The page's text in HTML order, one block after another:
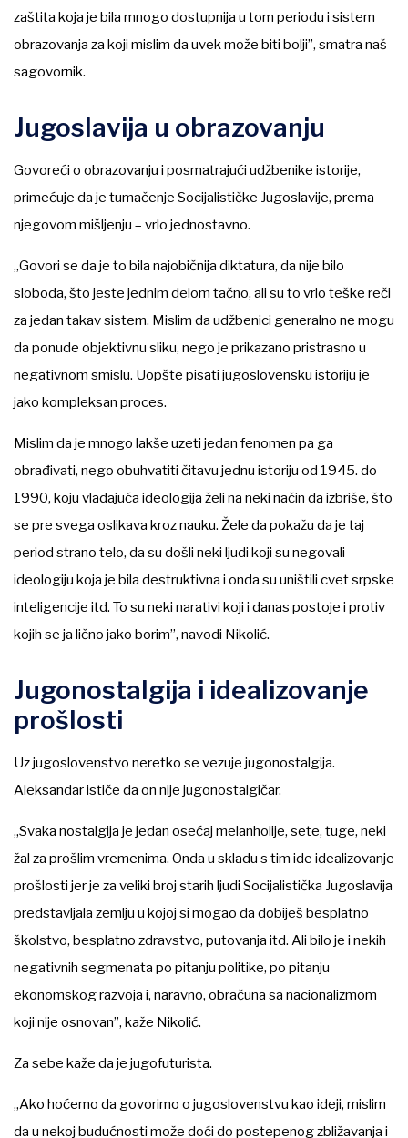
zaštita koja je bila mnogo dostupnija u tom periodu i sistem
obrazovanja za koji mislim da uvek može biti bolji”, smatra naš
sagovornik.
Jugoslavija u obrazovanju
Govoreći o obrazovanju i posmatrajući udžbenike istorije,
primećuje da je tumačenje Socijalističke Jugoslavije, prema
njegovom mišljenju – vrlo jednostavno.
„Govori se da je to bila najobičnija diktatura, da nije bilo
sloboda, što jeste jednim delom tačno, ali su to vrlo teške reči
za jedan takav sistem. Mislim da udžbenici generalno ne mogu
da ponude objektivnu sliku, nego je prikazano pristrasno u
negativnom smislu. Uopšte pisati jugoslovensku istoriju je
jako kompleksan proces.
Mislim da je mnogo lakše uzeti jedan fenomen pa ga
obrađivati, nego obuhvatiti čitavu jednu istoriju od 1945. do
1990, koju vladajuća ideologija želi na neki način da izbriše, što
se pre svega oslikava kroz nauku. Žele da pokažu da je taj
period strano telo, da su došli neki ljudi koji su negovali
ideologiju koja je bila destruktivna i onda su uništili cvet srpske
inteligencije itd. To su neki narativi koji i danas postoje i protiv
kojih se ja lično jako borim”, navodi Nikolić.
Jugonostalgija i idealizovanje
prošlosti
Uz jugoslovenstvo neretko se vezuje jugonostalgija.
Aleksandar ističe da on nije jugonostalgičar.
„Svaka nostalgija je jedan osećaj melanholije, sete, tuge, neki
žal za prošlim vremenima. Onda u skladu s tim ide idealizovanje
prošlosti jer je za veliki broj starih ljudi Socijalistička Jugoslavija
predstavljala zemlju u kojoj si mogao da dobiješ besplatno
školstvo, besplatno zdravstvo, putovanja itd. Ali bilo je i nekih
negativnih segmenata po pitanju politike, po pitanju
ekonomskog razvoja i, naravno, obračuna sa nacionalizmom
koji nije osnovan”, kaže Nikolić.
Za sebe kaže da je jugofuturista.
„Ako hoćemo da govorimo o jugoslovenstvu kao ideji, mislim
da u nekoj budućnosti može doći do postepenog zbližavanja i